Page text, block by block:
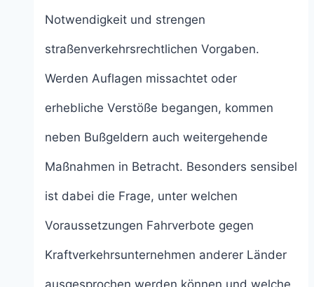
Notwendigkeit und strengen
straßenverkehrsrechtlichen Vorgaben.
Werden Auflagen missachtet oder
erhebliche Verstöße begangen, kommen
neben Bußgeldern auch weitergehende
Maßnahmen in Betracht. Besonders sensibel
ist dabei die Frage, unter welchen
Voraussetzungen Fahrverbote gegen
Kraftverkehrsunternehmen anderer Länder